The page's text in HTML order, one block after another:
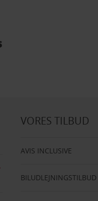
VORES TILBUD
AVIS INCLUSIVE
BILUDLEJNINGSTILBUD